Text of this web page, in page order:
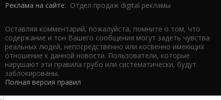
Реклама на сайте: Отдел продаж digital рекламы
Оставляя комментарий, пожалуйста, помните о том, что
содержание и тон Вашего сообщения могут задеть чувства
реальных людей, непосредственно или косвенно имеющих
отношение к данной новости. Пользователи, которые
нарушают эти правила грубо или систематически, будут
заблокированы.
Полная версия правил